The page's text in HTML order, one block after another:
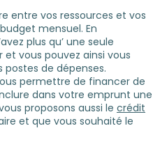
entre vos ressources et vos
mensuel. En
plus qu’ une seule
vous pouvez ainsi vous
postes de dépenses.
permettre de financer de
dans votre emprunt une
proposons aussi le crédit
et que vous souhaité le